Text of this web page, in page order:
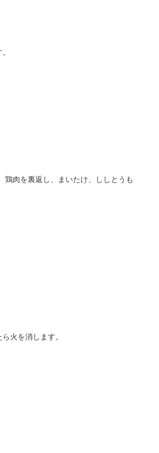
肉を裏返し、まいたけ、ししとうも
火を消します。